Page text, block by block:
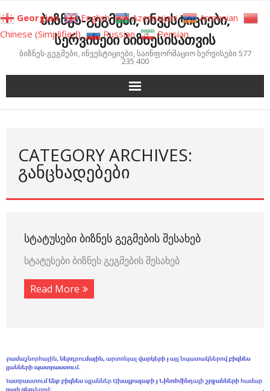
to
content
ბიზნეს-გეგმები, ინვესტიციები,
სერვისები ბიზნესისათვის
ბიზნეს-გეგმები, ინვესტიციები, საინფორმაციო სერვისები 577
235 400
CATEGORY ARCHIVES:
ᲒᲐᲜᲪᲮᲐᲓᲔᲑᲔᲑᲘ
ᲡᲢᲐᲢᲣᲡᲔᲑᲘ ᲑᲘᲖᲜᲔᲡ ᲒᲔᲒᲛᲔᲑᲘᲡ ᲨᲔᲡᲐᲮᲔᲑ
სტატუსები ბიზნეს გეგმების შესახებ
Read More
Georgian English Azerbaijani
Armenian
Chinese (Simplified)
Russian Persian